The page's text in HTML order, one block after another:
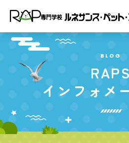
BLOG
RAPS
インフォメ